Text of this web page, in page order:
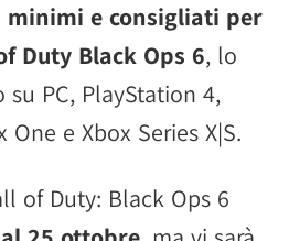
e consigliati per
Duty Black Ops 6, lo
PC, PlayStation 4,
One e Xbox Series X|S.
of Duty: Black Ops 6